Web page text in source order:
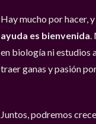
Hay mucho por hacer, y
ayuda es bienvenida
en biología ni estudios
traer ganas y pasión
Juntos, podremos